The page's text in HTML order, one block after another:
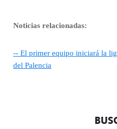
Noticias relacionadas:
-- El primer equipo iniciará la
del Palencia